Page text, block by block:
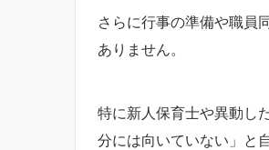
さらに行事の準備や職員
ありません。
特に新人保育士や異動し
分には向いていない」と